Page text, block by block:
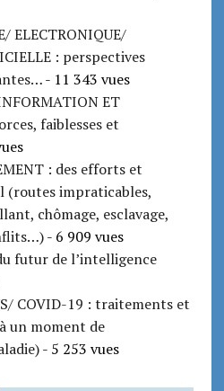
ELECTRONIQUE/
: perspectives
- 11 343 vues
ET
faiblesses et
: des efforts et
impraticables,
chômage, esclavage,
- 6 909 vues
futur de l’intelligence
COVID-19 : traitements et
un moment de
- 5 253 vues